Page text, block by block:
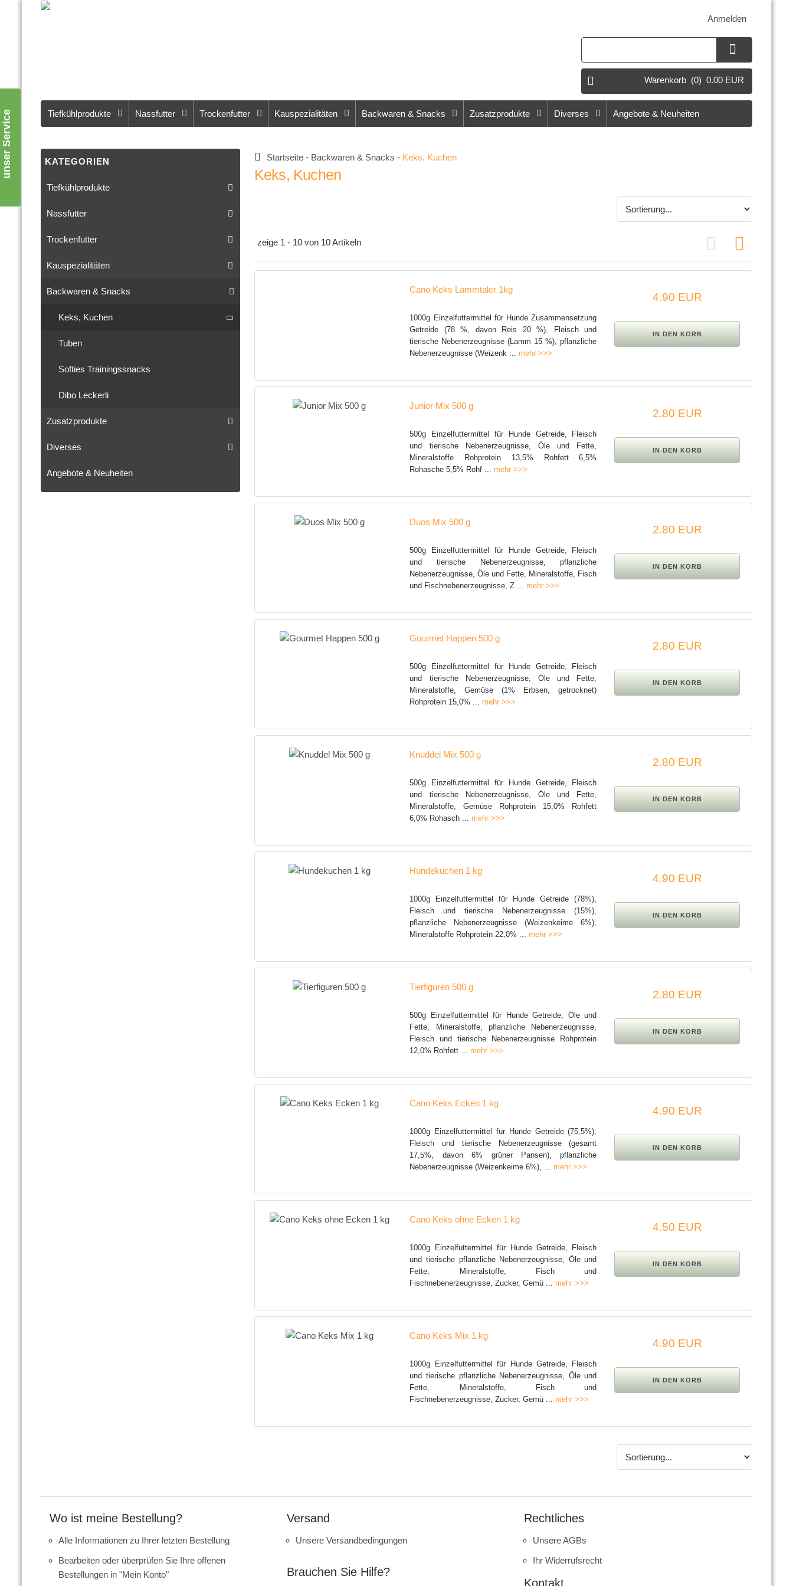
Anmelden
Warenkorb (0) 0.00 EUR
Tiefkühlprodukte Nassfutter Trockenfutter Kauspezialitäten Backwaren & Snacks Zusatzprodukte Diverses Angebote & Neuheiten
Startseite- Backwaren & Snacks - Keks, Kuchen
Keks, Kuchen
zeige 1 - 10 von 10 Artikeln
Cano Keks Lammtaler 1kg
1000g Einzelfuttermittel für Hunde Zusammensetzung
Getreide (78 %, davon Reis 20 %), Fleisch und
tierische Nebenerzeugnisse (Lamm 15 %), pflanzliche
Nebenerzeugnisse (Weizenk ... mehr >>>
4.90 EUR
Junior Mix 500 g
500g Einzelfuttermittel für Hunde Getreide, Fleisch
und tierische Nebenerzeugnisse, Öle und Fette,
Mineralstoffe Rohprotein 13,5% Rohfett 6,5%
Rohasche 5,5% Rohf ... mehr >>>
2.80 EUR
Duos Mix 500 g
500g Einzelfuttermittel für Hunde Getreide, Fleisch
und tierische Nebenerzeugnisse, pflanzliche
Nebenerzeugnisse, Öle und Fette, Mineralstoffe, Fisch
und Fischnebenerzeugnisse, Z ... mehr >>>
2.80 EUR
Gourmet Happen 500 g
500g Einzelfuttermittel für Hunde Getreide, Fleisch
und tierische Nebenerzeugnisse, Öle und Fette,
Mineralstoffe, Gemüse (1% Erbsen, getrocknet)
Rohprotein 15,0% ... mehr >>>
2.80 EUR
Knuddel Mix 500 g
500g Einzelfuttermittel für Hunde Getreide, Fleisch
und tierische Nebenerzeugnisse, Öle und Fette,
Mineralstoffe, Gemüse Rohprotein 15,0% Rohfett
6,0% Rohasch ... mehr >>>
2.80 EUR
Hundekuchen 1 kg
1000g Einzelfuttermittel für Hunde Getreide (78%),
Fleisch und tierische Nebenerzeugnisse (15%),
pflanzliche Nebenerzeugnisse (Weizenkeime 6%),
Mineralstoffe Rohprotein 22,0% ... mehr >>>
4.90 EUR
Tierfiguren 500 g
500g Einzelfuttermittel für Hunde Getreide, Öle und
Fette, Mineralstoffe, pflanzliche Nebenerzeugnisse,
Fleisch und tierische Nebenerzeugnisse Rohprotein
12,0% Rohfett ... mehr >>>
2.80 EUR
Cano Keks Ecken 1 kg
1000g Einzelfuttermittel für Hunde Getreide (75,5%),
Fleisch und tierische Nebenerzeugnisse (gesamt
17,5%, davon 6% grüner Pansen), pflanzliche
Nebenerzeugnisse (Weizenkeime 6%), ... mehr >>>
4.90 EUR
Cano Keks ohne Ecken 1 kg
1000g Einzelfuttermittel für Hunde Getreide, Fleisch
und tierische pflanzliche Nebenerzeugnisse, Öle und
Fette, Mineralstoffe, Fisch und
Fischnebenerzeugnisse, Zucker, Gemü ... mehr >>>
4.50 EUR
Cano Keks Mix 1 kg
1000g Einzelfuttermittel für Hunde Getreide, Fleisch
und tierische pflanzliche Nebenerzeugnisse, Öle und
Fette, Mineralstoffe, Fisch und
Fischnebenerzeugnisse, Zucker, Gemü ... mehr >>>
4.90 EUR
KATEGORIEN
Tiefkühlprodukte
Nassfutter
Trockenfutter
Kauspezialitäten
Backwaren & Snacks
Keks, Kuchen
Tuben
Softies Trainingssnacks
Dibo Leckerli
Zusatzprodukte
Diverses
Angebote & Neuheiten
Wo ist meine Bestellung?
Alle Informationen zu Ihrer letzten Bestellung
Bearbeiten oder überprüfen Sie Ihre offenen
Bestellungen in "Mein Konto"
Versand
Unsere Versandbedingungen
Brauchen Sie Hilfe?
Rechtliches
Unsere AGBs
Ihr Widerrufsrecht
Kontakt
unser Service